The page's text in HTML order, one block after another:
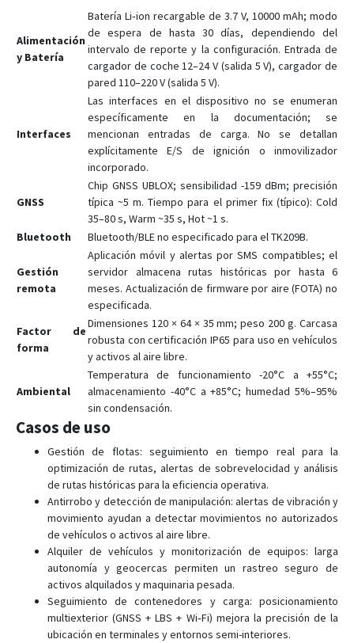
Alimentación
y Batería
Batería Li‑ion recargable de 3.7 V, 10000 mAh; modo
de espera de hasta 30 días, dependiendo del
intervalo de reporte y la configuración. Entrada de
cargador de coche 12–24 V (salida 5 V), cargador de
pared 110–220 V (salida 5 V).
Interfaces
Las interfaces en el dispositivo no se enumeran
específicamente en la documentación; se
mencionan entradas de carga. No se detallan
explícitamente E/S de ignición o inmovilizador
incorporado.
GNSS
Chip GNSS UBLOX; sensibilidad -159 dBm; precisión
típica ~5 m. Tiempo para el primer fix (típico): Cold
35–80 s, Warm ~35 s, Hot ~1 s.
Bluetooth
Bluetooth/BLE no especificado para el TK209B.
Gestión
remota
Aplicación móvil y alertas por SMS compatibles; el
servidor almacena rutas históricas por hasta 6
meses. Actualización de firmware por aire (FOTA) no
especificada.
Factor de
forma
Dimensiones 120 × 64 × 35 mm; peso 200 g. Carcasa
robusta con certificación IP65 para uso en vehículos
y activos al aire libre.
Ambiental
Temperatura de funcionamiento -20°C a +55°C;
almacenamiento -40°C a +85°C; humedad 5%–95%
sin condensación.
Casos de uso
Gestión de flotas: seguimiento en tiempo real para la
optimización de rutas, alertas de sobrevelocidad y análisis
de rutas históricas para la eficiencia operativa.
Antirrobo y detección de manipulación: alertas de vibración y
movimiento ayudan a detectar movimientos no autorizados
de vehículos o activos al aire libre.
Alquiler de vehículos y monitorización de equipos: larga
autonomía y geocercas permiten un rastreo seguro de
activos alquilados y maquinaria pesada.
Seguimiento de contenedores y carga: posicionamiento
multiexterior (GNSS + LBS + Wi‑Fi) mejora la precisión de la
ubicación en terminales y entornos semi-interiores.